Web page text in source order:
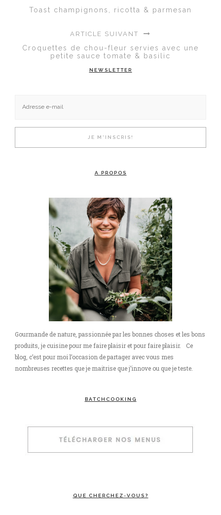
Toast champignons, ricotta & parmesan
ARTICLE SUIVANT
Croquettes de chou-fleur servies avec une
petite sauce tomate & basilic
NEWSLETTER
A PROPOS
Gourmande de nature, passionnée par les bonnes choses et les bons
produits, je cuisine pour me faire plaisir et pour faire plaisir. Ce
blog, c’est pour moi l’occasion de partager avec vous mes
nombreuses recettes que je maitrise que j’innove ou que je teste.
BATCHCOOKING
QUE CHERCHEZ-VOUS?